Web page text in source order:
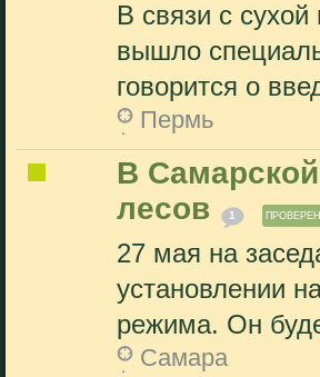
В связи с
вышло
говорится о
Пермь
В
лесов
1 ПРОВЕРЕН
27 мая на
установлении
режима. Он
Самара